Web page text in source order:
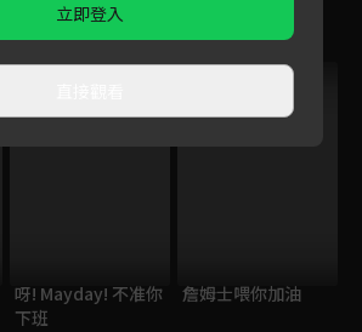
VIP
呀! Mayday! 不准你
下班
詹姆士喂你加油
立即登入